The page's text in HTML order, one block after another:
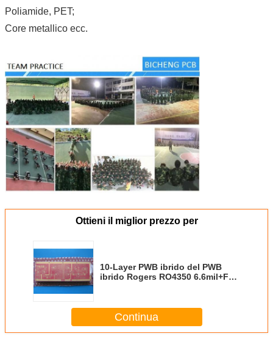
Poliamide, PET;
Core metallico ecc.
Ottieni il miglior prezzo per
10-Layer PWB ibrido del PWB
ibrido Rogers RO4350 6.6mil+FR4
immersione
Continua